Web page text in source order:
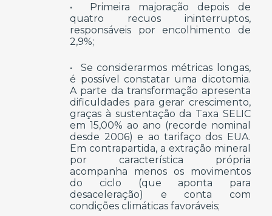
• Primeira majoração depois de
quatro recuos ininterruptos,
responsáveis por encolhimento de
2,9%;
• Se considerarmos métricas longas,
é possível constatar uma dicotomia.
A parte da transformação apresenta
dificuldades para gerar crescimento,
graças à sustentação da Taxa SELIC
em 15,00% ao ano (recorde nominal
desde 2006) e ao tarifaço dos EUA.
Em contrapartida, a extração mineral
por característica própria
acompanha menos os movimentos
do ciclo (que aponta para
desaceleração) e conta com
condições climáticas favoráveis;